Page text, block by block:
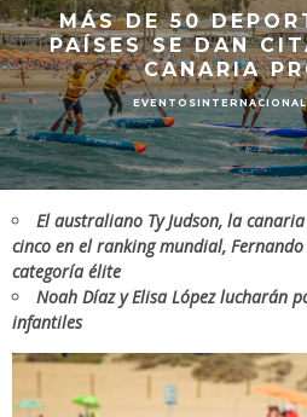
MÁS DE 50
PAÍSES SE DAN
CANARIA
EVENTOS
El australiano Ty Judson, la
cinco en el ranking mundial,
categoría élite
Noah Díaz y Elisa López lucharán
infantiles